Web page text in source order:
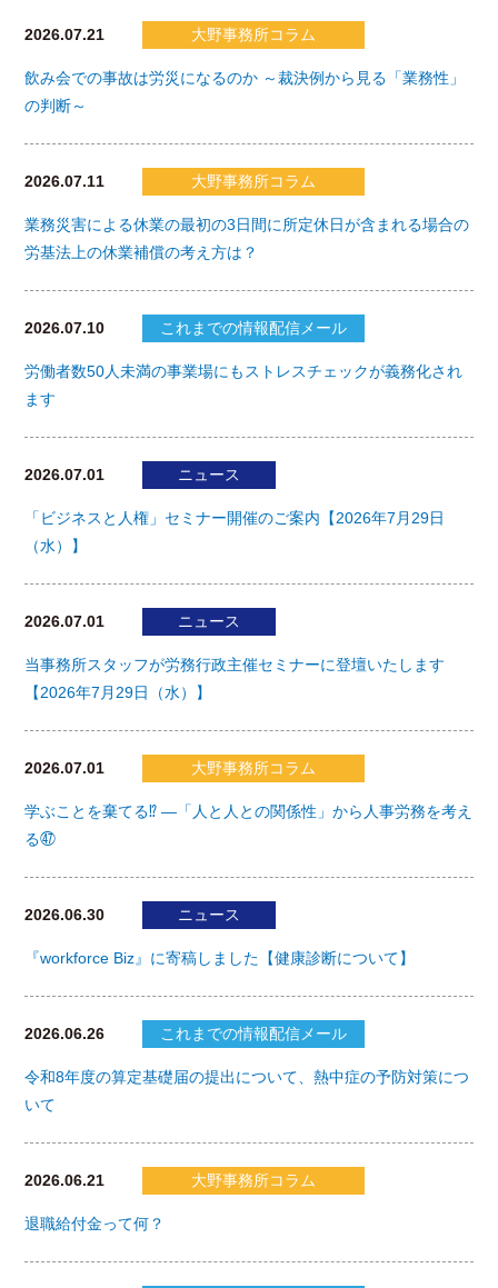
2026.07.21 大野事務所コラム
飲み会での事故は労災になるのか ～裁決例から見る「業務性」
の判断～
2026.07.11 大野事務所コラム
業務災害による休業の最初の3日間に所定休日が含まれる場合の
労基法上の休業補償の考え方は？
2026.07.10 これまでの情報配信メール
労働者数50人未満の事業場にもストレスチェックが義務化され
ます
2026.07.01 ニュース
「ビジネスと人権」セミナー開催のご案内【2026年7月29日
（水）】
2026.07.01 ニュース
当事務所スタッフが労務行政主催セミナーに登壇いたします
【2026年7月29日（水）】
2026.07.01 大野事務所コラム
学ぶことを棄てる⁉ ―「人と人との関係性」から人事労務を考え
る㊼
2026.06.30 ニュース
『workforce Biz』に寄稿しました【健康診断について】
2026.06.26 これまでの情報配信メール
令和8年度の算定基礎届の提出について、熱中症の予防対策につ
いて
2026.06.21 大野事務所コラム
退職給付金って何？